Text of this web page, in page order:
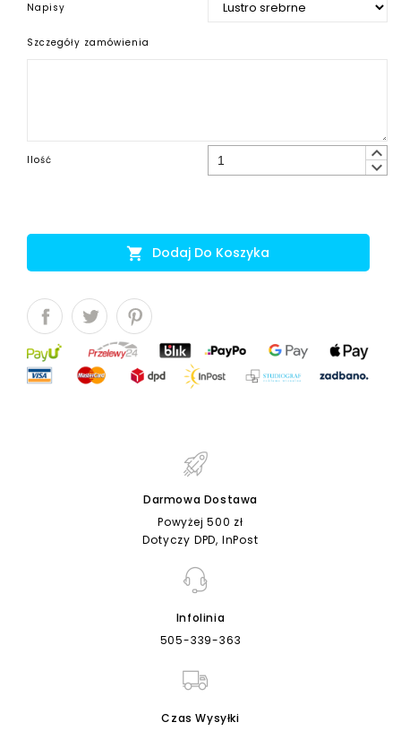
Napisy
Szczegóły zamówienia
Ilość keyboard_arrow_up
keyboard_arrow_down
 Dodaj Do Koszyka
Darmowa Dostawa
Powyżej 500 zł
Dotyczy DPD, InPost
Infolinia
505-339-363
Czas Wysyłki